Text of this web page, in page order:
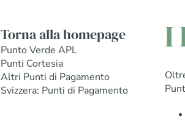
Torna alla homepage
Punto Verde APL
Punti Cortesia
Altri Punti di Pagamento
Svizzera: Punti di Pagamento
I